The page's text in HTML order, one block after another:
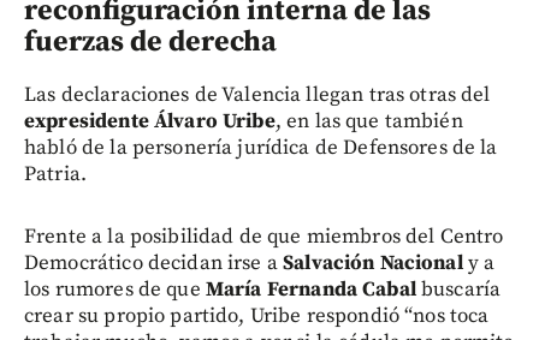
reconfiguración interna de las
fuerzas de derecha
Las declaraciones de Valencia llegan tras otras del
expresidente Álvaro Uribe, en las que también
habló de la personería jurídica de Defensores de la
Patria.
Frente a la posibilidad de que miembros del Centro
Democrático decidan irse aSalvación Nacionaly a
los rumores de que María Fernanda Cabalbuscaría
crear su propio partido, Uribe respondió “nos toca